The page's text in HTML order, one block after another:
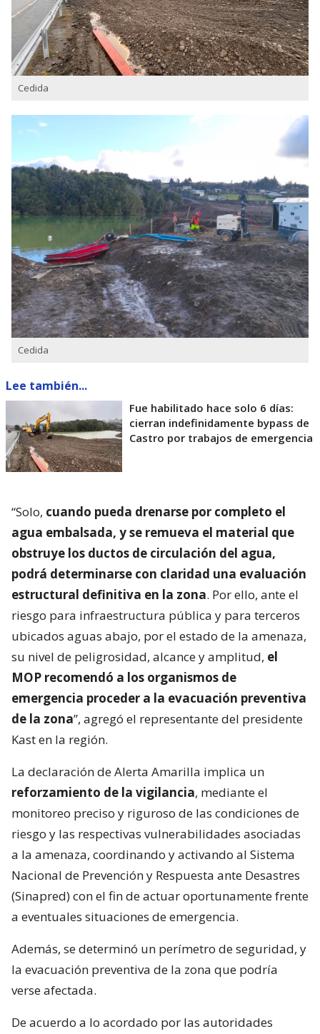
Cedida
Cedida
Lee también...
Fue habilitado hace solo 6 días:
cierran indefinidamente bypass de
Castro por trabajos de emergencia
“Solo, cuando pueda drenarse por completo el
agua embalsada, y se remueva el material que
obstruye los ductos de circulación del agua,
podrá determinarse con claridad una evaluación
estructural definitiva en la zona. Por ello, ante el
riesgo para infraestructura pública y para terceros
ubicados aguas abajo, por el estado de la amenaza,
su nivel de peligrosidad, alcance y amplitud, el
MOP recomendó a los organismos de
emergencia proceder a la evacuación preventiva
de la zona”, agregó el representante del presidente
Kast en la región.
La declaración de Alerta Amarilla implica un
reforzamiento de la vigilancia, mediante el
monitoreo preciso y riguroso de las condiciones de
riesgo y las respectivas vulnerabilidades asociadas
a la amenaza, coordinando y activando al Sistema
Nacional de Prevención y Respuesta ante Desastres
(Sinapred) con el fin de actuar oportunamente frente
a eventuales situaciones de emergencia.
Además, se determinó un perímetro de seguridad, y
la evacuación preventiva de la zona que podría
verse afectada.
De acuerdo a lo acordado por las autoridades